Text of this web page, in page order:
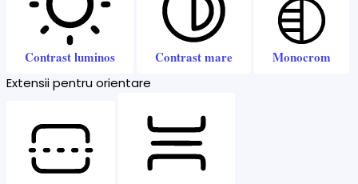
Contrast luminos Contrast mare Monocrom
Extensii pentru orientare